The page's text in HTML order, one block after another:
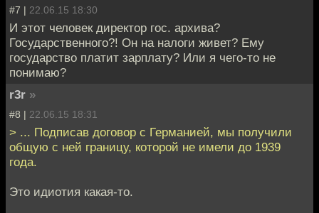
#7 | 22.06.15 18:30
И этот человек директор гос. архива?
Государственного?! Он на налоги живет? Ему
государство платит зарплату? Или я чего-то не
понимаю?
r3r »
#8 | 22.06.15 18:31
> ... Подписав договор с Германией, мы получили
общую с ней границу, которой не имели до 1939
года.
Это идиотия какая-то.